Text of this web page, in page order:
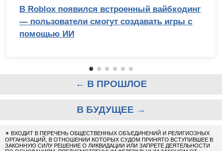
В Roblox появился встроенный вайбкодинг
— пользователи смогут создавать игры с
помощью ИИ
← В ПРОШЛОЕ
В БУДУЩЕЕ →
✴ ВХОДИТ В ПЕРЕЧЕНЬ ОБЩЕСТВЕННЫХ ОБЪЕДИНЕНИЙ И РЕЛИГИОЗНЫХ
ОРГАНИЗАЦИЙ, В ОТНОШЕНИИ КОТОРЫХ СУДОМ ПРИНЯТО ВСТУПИВШЕЕ В
ЗАКОННУЮ СИЛУ РЕШЕНИЕ О ЛИКВИДАЦИИ ИЛИ ЗАПРЕТЕ ДЕЯТЕЛЬНОСТИ